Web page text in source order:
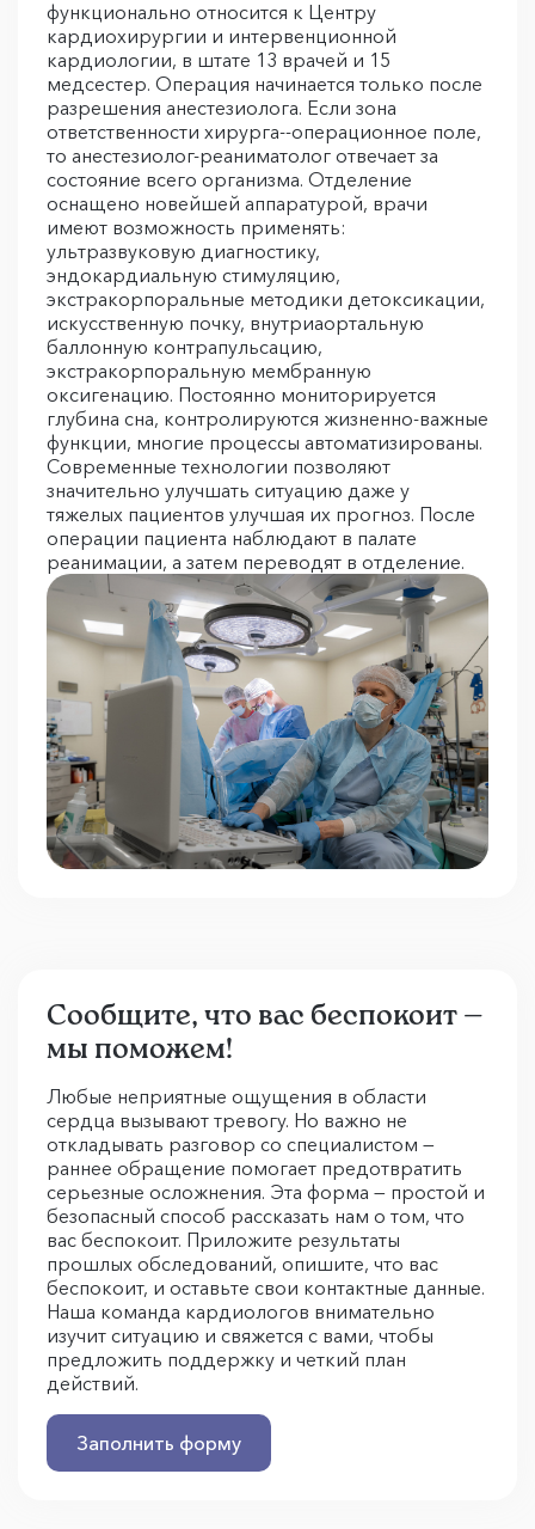
функционально относится к Центру
кардиохирургии и интервенционной
кардиологии, в штате 13 врачей и 15
медсестер. Операция начинается только после
разрешения анестезиолога. Если зона
ответственности хирурга--операционное поле,
то анестезиолог-реаниматолог отвечает за
состояние всего организма. Отделение
оснащено новейшей аппаратурой, врачи
имеют возможность применять:
ультразвуковую диагностику,
эндокардиальную стимуляцию,
экстракорпоральные методики детоксикации,
искусственную почку, внутриаортальную
баллонную контрапульсацию,
экстракорпоральную мембранную
оксигенацию. Постоянно мониторируется
глубина сна, контролируются жизненно-важные
функции, многие процессы автоматизированы.
Современные технологии позволяют
значительно улучшать ситуацию даже у
тяжелых пациентов улучшая их прогноз. После
операции пациента наблюдают в палате
реанимации, а затем переводят в отделение.
Сообщите, что вас беспокоит —
мы поможем!
Любые неприятные ощущения в области
сердца вызывают тревогу. Но важно не
откладывать разговор со специалистом —
раннее обращение помогает предотвратить
серьезные осложнения. Эта форма — простой и
безопасный способ рассказать нам о том, что
вас беспокоит. Приложите результаты
прошлых обследований, опишите, что вас
беспокоит, и оставьте свои контактные данные.
Наша команда кардиологов внимательно
изучит ситуацию и свяжется с вами, чтобы
предложить поддержку и четкий план
действий.
Заполнить форму